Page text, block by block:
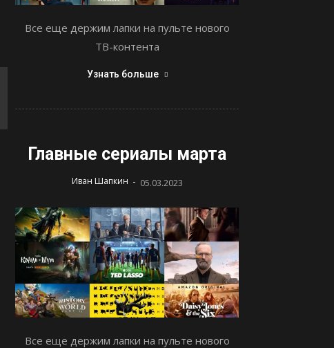
Все еще держим лапки на пульте нового
ТВ-контента
Узнать больше
Главные сериалы марта
Иван Шапкин - 05.03.2023
Все еще держим лапки на пульте нового